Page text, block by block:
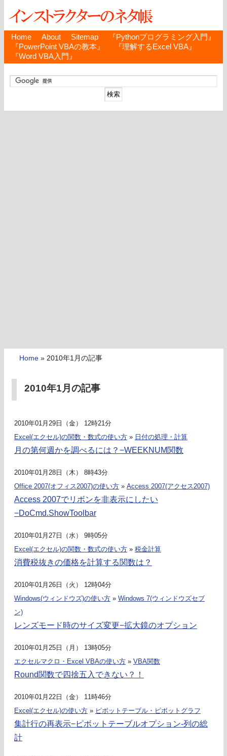
Home About Sitemap
『Pythonプログラミング入門』
『PowerPoint VBAの教本』
『理解するExcel VBA』
『Word VBA入門』
Home » 2010年1月の記事
2010年1月の記事
2010年01月29日（金） 12時21分
Excel(エクセル)の関数・数式の使い方 » 日付の処理・計算
月の第何週かを調べるには？−WEEKNUM関数
2010年01月28日（木） 8時43分
Office 2007(オフィス2007)の使い方 » Access 2007(アクセス2007)
Access 2007でリボンを非表示にしたい
−DoCmd.ShowToolbar
2010年01月27日（水） 9時05分
Excel(エクセル)の関数・数式の使い方 » 税金計算
消費税抜きの価格を計算する関数は？
2010年01月26日（火） 12時04分
Windows(ウィンドウズ)の使い方 » Windows 7(ウィンドウズセブ
ン)
レンズモード時のサイズ変更−拡大鏡のオプション
2010年01月25日（月） 13時05分
エクセルマクロ・Excel VBAの使い方 » VBA関数
Round関数で四捨五入できない？！
2010年01月22日（金） 11時46分
Excel(エクセル)の使い方 » ピボットテーブル・ピボットグラフ
集計行の再表示−ピボットテーブルオプション-列の総
計